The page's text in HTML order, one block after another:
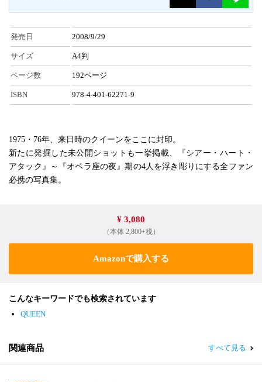
発売日 2008/9/29
サイズ A4判
ページ数 192ページ
ISBN 978-4-401-62271-9
1975・76年、来日時のクイーンをここに封印。
新たに発掘した未公開ショットも一挙掲載、『シアー・ハート・
アタック』～『オペラ座の夜』期の4人を浮き彫りにする全ファン
必携の写真集。
¥ 3,080
（本体 2,800+税）
Amazonで購入する
こんなキーワードでも検索されています
QUEEN
関連商品 すべて見る